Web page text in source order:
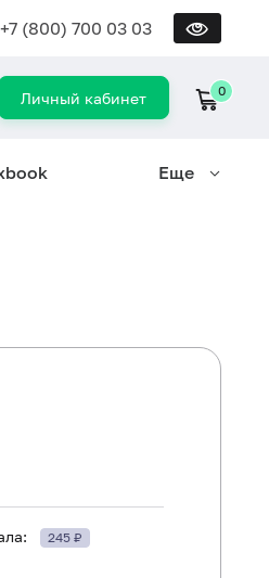
+7 (800) 700 03 03
Личный кабинет 0
Еще
245 ₽